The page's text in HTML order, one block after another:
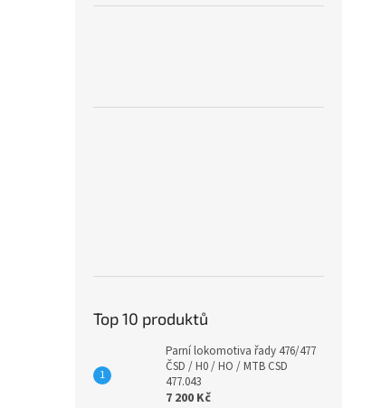
Top 10 produktů
Parní lokomotiva řady 476/477
ČSD / H0 / HO / MTB CSD
477.043
7 200 Kč